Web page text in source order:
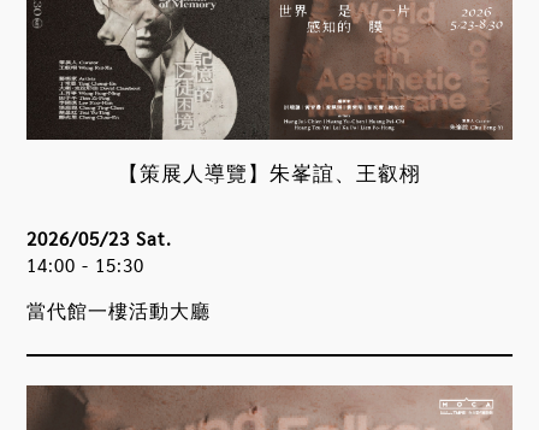
【策展人導覽】朱峯誼、王叡栩
當代館一樓活動大廳
2026/05/23 Sat.
14:00 - 15:30